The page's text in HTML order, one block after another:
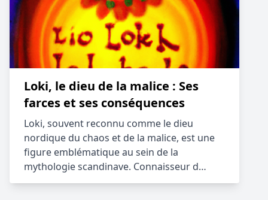
Loki, le dieu de la malice : Ses
farces et ses conséquences
Loki, souvent reconnu comme le dieu
nordique du chaos et de la malice, est une
figure emblématique au sein de la
mythologie scandinave. Connaisseur d…